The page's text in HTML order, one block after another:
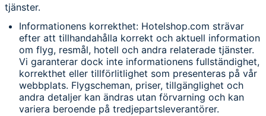
tjänster.
Informationens korrekthet: Hotelshop.com strävar
efter att tillhandahålla korrekt och aktuell information
om flyg, resmål, hotell och andra relaterade tjänster.
Vi garanterar dock inte informationens fullständighet,
korrekthet eller tillförlitlighet som presenteras på vår
webbplats. Flygscheman, priser, tillgänglighet och
andra detaljer kan ändras utan förvarning och kan
variera beroende på tredjepartsleverantörer.